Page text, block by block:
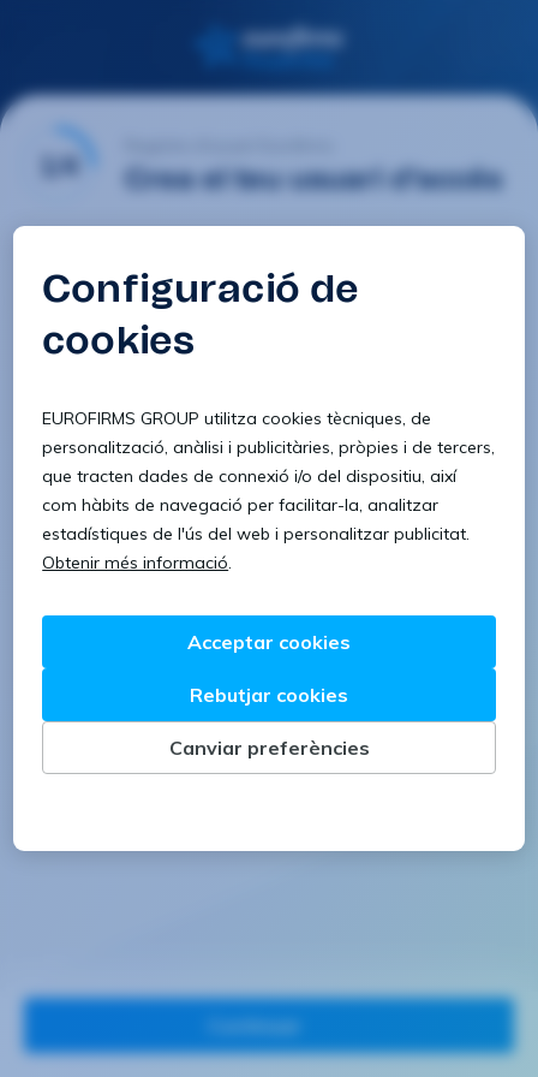
1/4 Crea el teu usuari d'accés
Contrasenya
Confirmar contrasenya
8 caràcters 1 lletra minúscula
1 lletra majúscula 1 número